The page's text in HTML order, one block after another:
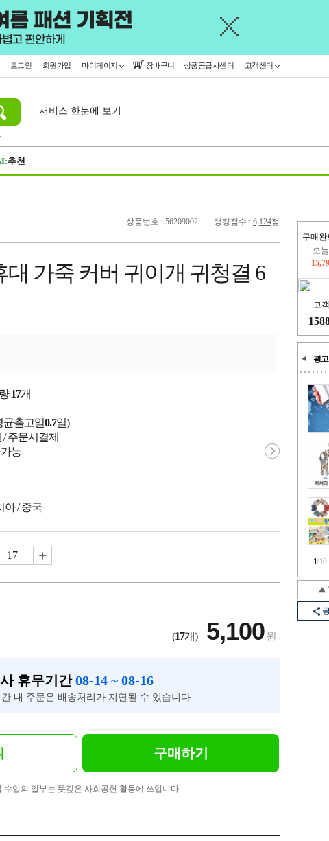
로그인 회원가입 마이페이지 장바구니 상품공급사센터 고객센터
서비스 한눈에 보기
추천
구매완
고
광고
1/10
상품번호 : 56209002 랭킹점수 : 6,124점
대 가죽 커버 귀이개 귀청결 6
17개
균출고일0.7일)
/ 주문시결제
능
아 / 중국
(17개) 5,100원
휴무기간08-14 ~ 08-16
내 주문은 배송처리가 지연될 수 있습니다
구매하기
수입의 일부는 뜻깊은 사회공헌 활동에 쓰입니다